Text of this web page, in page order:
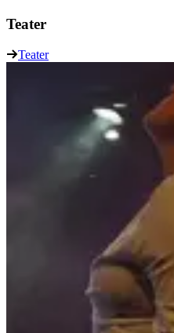
Teater
Teater